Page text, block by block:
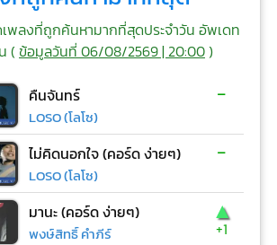
พลงที่ถูกค้นหามากที่สุดประจำวัน อัพเดท
(ข้อมูลวันที่ 06/08/2569 | 20:00)
คืนจันทร์
LOSO (โลโซ)
-
ไม่คิดนอกใจ (คอร์ด ง่ายๆ)
LOSO (โลโซ)
-
มานะ (คอร์ด ง่ายๆ)
พงษ์สิทธิ์ คำภีร์
▲
+1